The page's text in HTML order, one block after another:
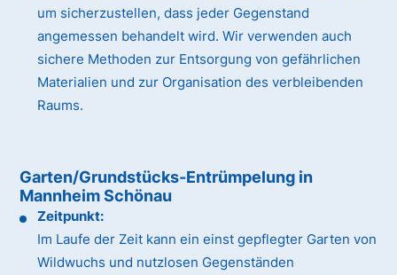
um sicherzustellen, dass jeder Gegenstand
angemessen behandelt wird. Wir verwenden auch
sichere Methoden zur Entsorgung von gefährlichen
Materialien und zur Organisation des verbleibenden
Raums.
Garten/Grundstücks-Entrümpelung in
Mannheim Schönau
Zeitpunkt:
Im Laufe der Zeit kann ein einst gepflegter Garten von
Wildwuchs und nutzlosen Gegenständen